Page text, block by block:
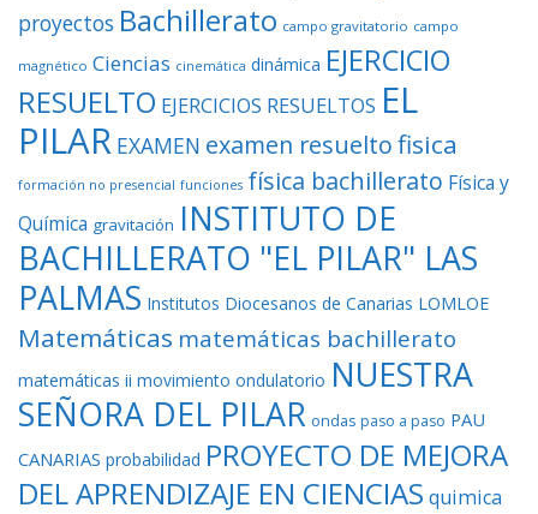
proyectos Bachillerato campo gravitatorio campo
magnético Ciencias cinemática dinámica EJERCICIO
RESUELTO EJERCICIOS RESUELTOS EL
PILAR EXAMEN examen resueltofisica
formación no presencial funciones física bachillerato Física y
Química gravitación INSTITUTO DE
BACHILLERATO "EL PILAR" LAS
PALMAS Institutos Diocesanos de Canarias LOMLOE
Matemáticas matemáticas bachillerato
matemáticas ii movimiento ondulatorio NUESTRA
SEÑORA DEL PILAR ondas paso a paso PAU
CANARIAS probabilidad PROYECTO DE MEJORA
DEL APRENDIZAJE EN CIENCIAS quimica